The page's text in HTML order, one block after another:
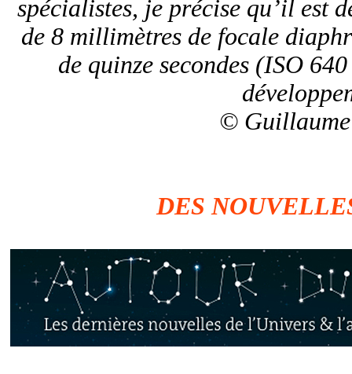
spécialistes, je précise qu’il est
de 8 millimètres de focale
de quinze secondes (ISO
©
DES